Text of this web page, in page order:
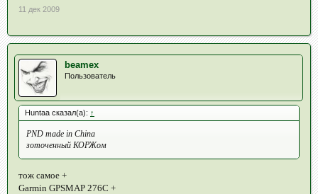
11 дек 2009
beamex
Пользователь
Huntaa сказал(а): ↑
PND made in China
зоточенный КОРЖом
тож самое +
Garmin GPSMAP 276C +